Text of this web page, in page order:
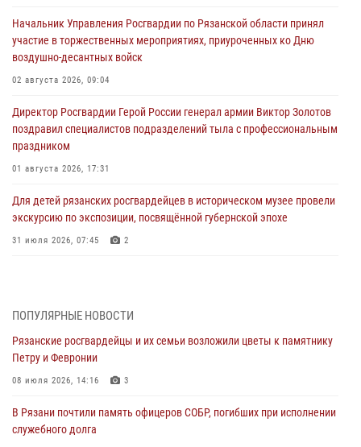
Начальник Управления Росгвардии по Рязанской области принял
участие в торжественных мероприятиях, приуроченных ко Дню
воздушно-десантных войск
02 августа 2026, 09:04
Директор Росгвардии Герой России генерал армии Виктор Золотов
поздравил специалистов подразделений тыла с профессиональным
праздником
01 августа 2026, 17:31
Для детей рязанских росгвардейцев в историческом музее провели
экскурсию по экспозиции, посвящённой губернской эпохе
31 июля 2026, 07:45 2
29 июля 2026, 15:49 1
Рязанским росгвардейцам провели лекции о Крещении Руси
28 июля 2026, 09:22
гражданства Российской Федерации за нарушение
законодательства
ПОПУЛЯРНЫЕ НОВОСТИ
Рязанские росгвардейцы и их семьи возложили цветы к памятнику
Петру и Февронии
08 июля 2026, 14:16 3
В Рязани почтили память офицеров СОБР, погибших при исполнении
служебного долга